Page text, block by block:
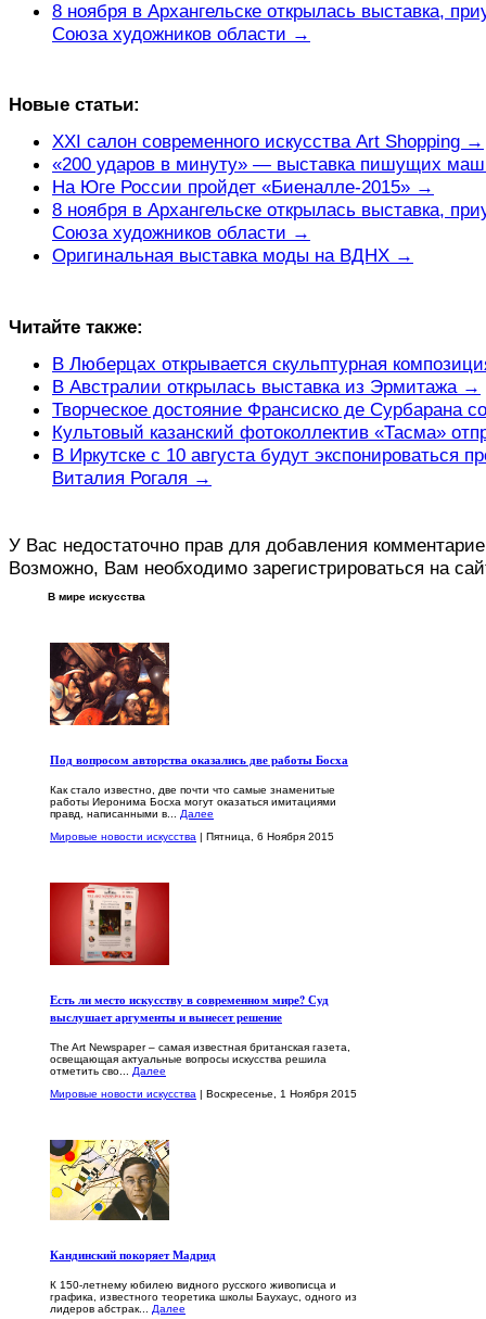
8 ноября в Архангельске открылась выставка,
Союза художников области →
Новые статьи:
XXI салон современного искусства Art Shopping →
«200 ударов в минуту» — выставка пишущих
На Юге России пройдет «Биеналле-2015» →
8 ноября в Архангельске открылась выставка,
Союза художников области →
Оригинальная выставка моды на ВДНХ →
Читайте также:
В Люберцах открывается скульптурная
В Австралии открылась выставка из Эрмитажа →
Творческое достояние Франсиско де Сурбарана
Культовый казанский фотоколлектив «Тасма»
В Иркутске с 10 августа будут экспонироваться
Виталия Рогаля →
У Вас недостаточно прав для добавления
Возможно, Вам необходимо зарегистрироваться на
В мире искусства
Под вопросом авторства оказались две работы Босха
Как стало известно, две почти что самые знаменитые
работы Иеронима Босха могут оказаться имитациями
правд, написанными в... Далее
Мировые новости искусства | Пятница, 6 Ноября 2015
Есть ли место искусству в современном мире? Суд
выслушает аргументы и вынесет решение
The Art Newspaper – самая известная британская газета,
освещающая актуальные вопросы искусства решила
отметить сво... Далее
Мировые новости искусства | Воскресенье, 1 Ноября 2015
Кандинский покоряет Мадрид
К 150-летнему юбилею видного русского живописца и
графика, известного теоретика школы Баухаус, одного из
лидеров абстрак... Далее